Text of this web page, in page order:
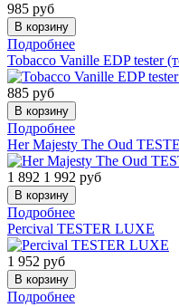
985 руб
Подробнее
Tobacco Vanille EDP tester
885 руб
Подробнее
Her Majesty The Oud
1 892 1 992 руб
Подробнее
Percival TESTER LUXE
1 952 руб
Подробнее